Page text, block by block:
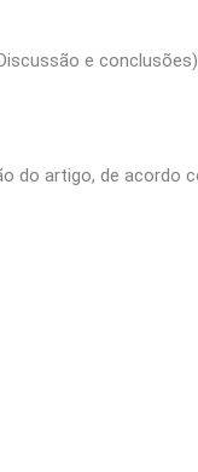
e
do artigo, de acordo